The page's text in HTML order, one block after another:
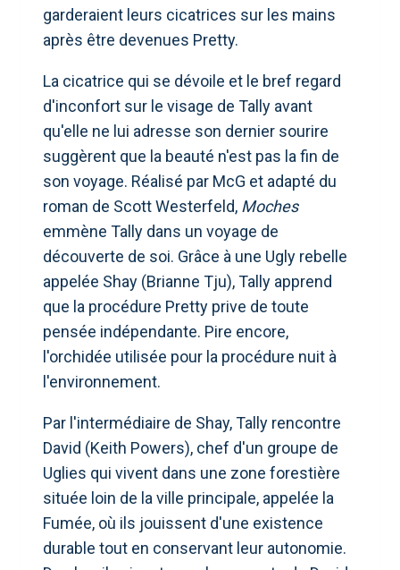
garderaient leurs cicatrices sur les mains
après être devenues Pretty.
La cicatrice qui se dévoile et le bref regard
d'inconfort sur le visage de Tally avant
qu'elle ne lui adresse son dernier sourire
suggèrent que la beauté n'est pas la fin de
son voyage. Réalisé par McG et adapté du
roman de Scott Westerfeld, Moches
emmène Tally dans un voyage de
découverte de soi. Grâce à une Ugly rebelle
appelée Shay (Brianne Tju), Tally apprend
que la procédure Pretty prive de toute
pensée indépendante. Pire encore,
l'orchidée utilisée pour la procédure nuit à
l'environnement.
Par l'intermédiaire de Shay, Tally rencontre
David (Keith Powers), chef d'un groupe de
Uglies qui vivent dans une zone forestière
située loin de la ville principale, appelée la
Fumée, où ils jouissent d'une existence
durable tout en conservant leur autonomie.